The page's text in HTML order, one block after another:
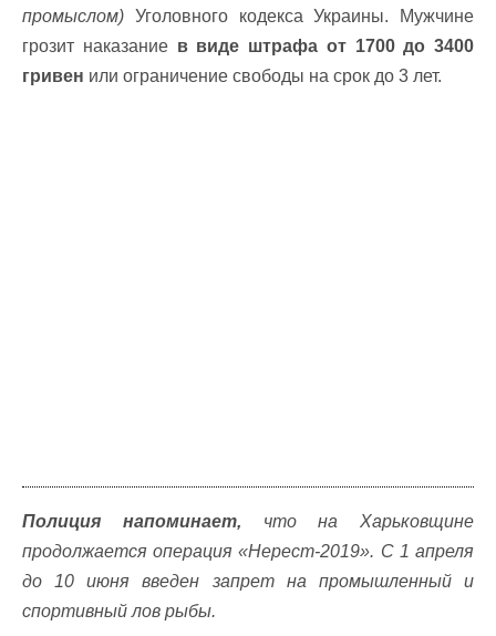
промыслом) Уголовного кодекса Украины. Мужчине
грозит наказание в виде штрафа от 1700 до 3400
гривен или ограничение свободы на срок до 3 лет.
Полиция напоминает, что на Харьковщине
продолжается операция «Нерест-2019». С 1 апреля
до 10 июня введен запрет на промышленный и
спортивный лов рыбы.